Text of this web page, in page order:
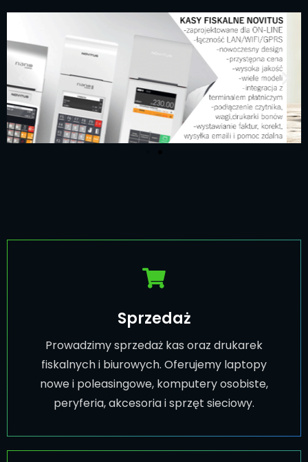
Sprzedaż
Prowadzimy sprzedaż kas oraz drukarek
fiskalnych i biurowych. Oferujemy laptopy
nowe i poleasingowe, komputery osobiste,
peryferia, akcesoria i sprzęt sieciowy.